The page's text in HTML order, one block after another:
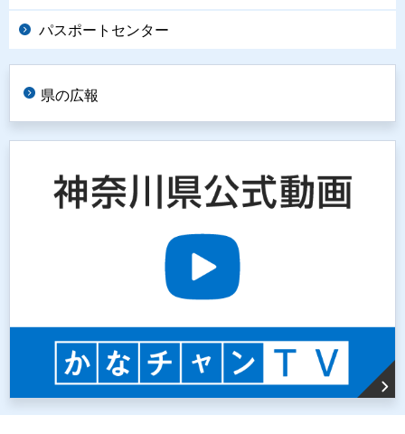
パスポートセンター
県の広報